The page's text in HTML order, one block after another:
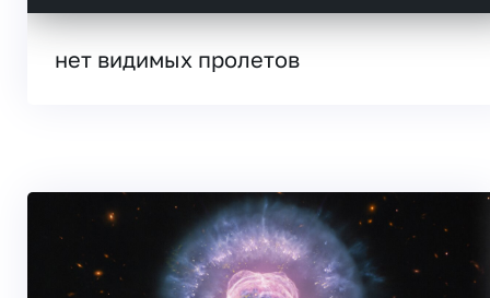
нет видимых пролетов